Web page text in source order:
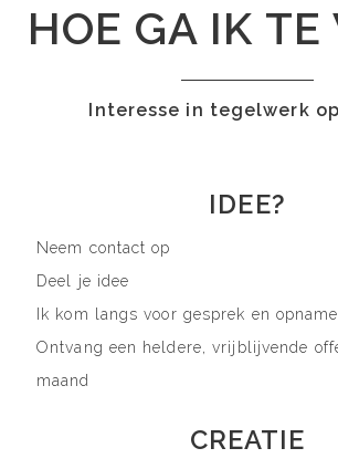
HOE GA IK TE
Interesse in tegelwerk
IDEE?
Neem contact op
Deel je idee
Ik kom langs voor gesprek en opname
Ontvang een heldere, vrijblijvende
maand
CREATIE